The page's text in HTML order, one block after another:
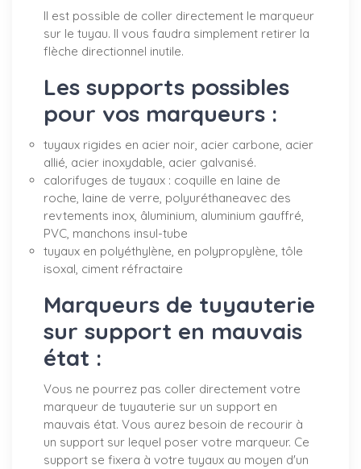
Il est possible de coller directement le marqueur
sur le tuyau. Il vous faudra simplement retirer la
flèche directionnel inutile.
Les supports possibles
pour vos marqueurs :
tuyaux rigides en acier noir, acier carbone, acier
allié, acier inoxydable, acier galvanisé.
calorifuges de tuyaux : coquille en laine de
roche, laine de verre, polyuréthaneavec des
revtements inox, âluminium, aluminium gauffré,
PVC, manchons insul-tube
tuyaux en polyéthylène, en polypropylène, tôle
isoxal, ciment réfractaire
Marqueurs de tuyauterie
sur support en mauvais
état :
Vous ne pourrez pas coller directement votre
marqueur de tuyauterie sur un support en
mauvais état. Vous aurez besoin de recourir à
un support sur lequel poser votre marqueur. Ce
support se fixera à votre tuyaux au moyen d'un